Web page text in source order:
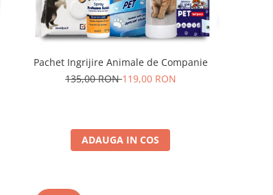
Pachet Ingrijire Animale de Companie
135,00 RON119,00 RON
ADAUGA IN COS